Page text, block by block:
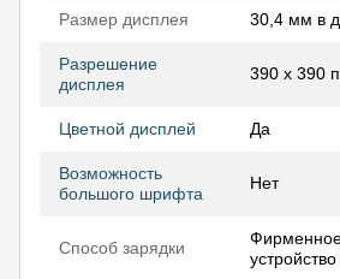
Размер дисплея 30,4 мм в
Разрешение
дисплея
390 х 390
Цветной дисплей Да
Возможность
большого шрифта
Нет
Способ зарядки